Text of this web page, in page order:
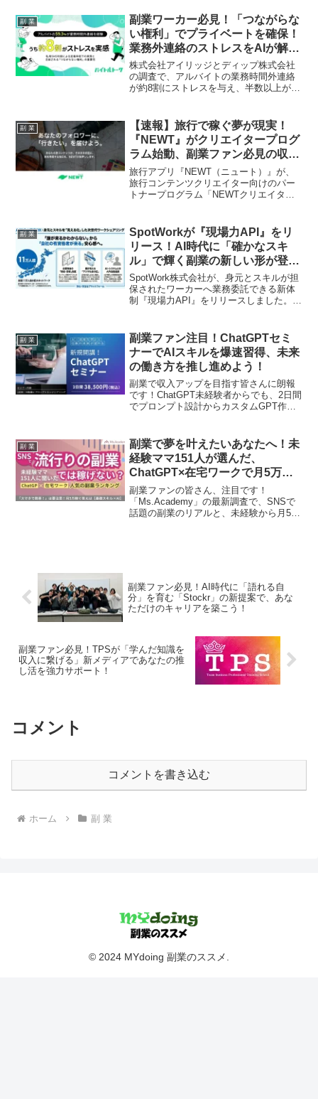
夢の実現を後押しします。
副 業
副業ワーカー必見！「つながらな
い権利」でプライベートを確保！
業務外連絡のストレスをAIが解決
する新時代ツール「バイトルトー
ク」が登場！
株式会社アイリッジとディップ株式会社
の調査で、アルバイトの業務時間外連絡
が約8割にストレスを与え、半数以上が離
ありません。本記事では、プライベート
を確保する「つながらない権利」の重要
性や、ストレス軽減に貢献する新コミュ
ニケーションアプリ「バイトルトーク」
および「つながらない権利サポートAI」
について、副業ファンの皆さんの視点か
ら詳しくご紹介します。
副 業
【速報】旅行で稼ぐ夢が現実！
『NEWT』がクリエイタープログ
ラム始動、副業ファン必見の収益
チャンス到来！
旅行アプリ『NEWT（ニュート）』が、
旅行コンテンツクリエイター向けのパー
トナープログラム「NEWTクリエイター
ま収益につながる画期的な仕組みで、副
業として旅行コンテンツを制作している
方や、これから始めてみたい方にとっ
て、見逃せないチャンスです。
副 業
SpotWorkが『現場力API』をリ
リース！AI時代に「確かなスキ
ル」で輝く副業の新しい形が登
場！
SpotWork株式会社が、身元とスキルが担
保されたワーカーへ業務委託できる新体
制『現場力API』をリリースしました。AI
副 業
副業ファン注目！ChatGPTセミ
ナーでAIスキルを爆速習得、未来
の働き方を推し進めよう！
副業で収入アップを目指す皆さんに朗報
です！ChatGPT未経験者からでも、2日間
でプロンプト設計からカスタムGPT作
方で、あなたの副業ライフをさらに充実
させましょう！
副 業
副業で夢を叶えたいあなたへ！未
経験ママ151人が選んだ、
ChatGPT×在宅ワークで月5万円
を稼ぐ推し活副業ランキング発
表！
副業ファンの皆さん、注目です！
「Ms.Academy」の最新調査で、SNSで
話題の副業のリアルと、未経験から月5万
副業ファン必見！AI時代に「語れる自
分」を育む「Stockr」の新提案で、あな
ただけのキャリアを築こう！
副業ファン必見！TPSが「学んだ知識を
収入に繋げる」新メディアであなたの推
し活を強力サポート！
コメント
コメントを書き込む
ホーム 副 業
© 2024 MYdoing 副業のススメ.